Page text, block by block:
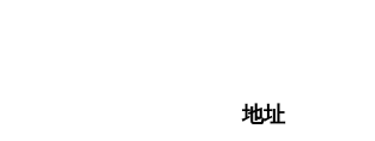
地址